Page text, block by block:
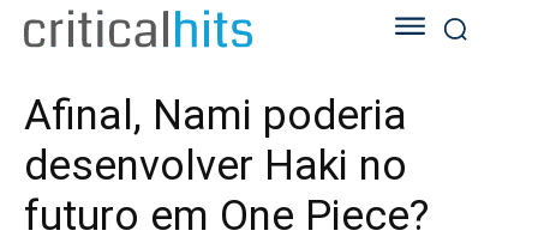
Afinal, Nami poderia
desenvolver Haki no
futuro em One Piece?